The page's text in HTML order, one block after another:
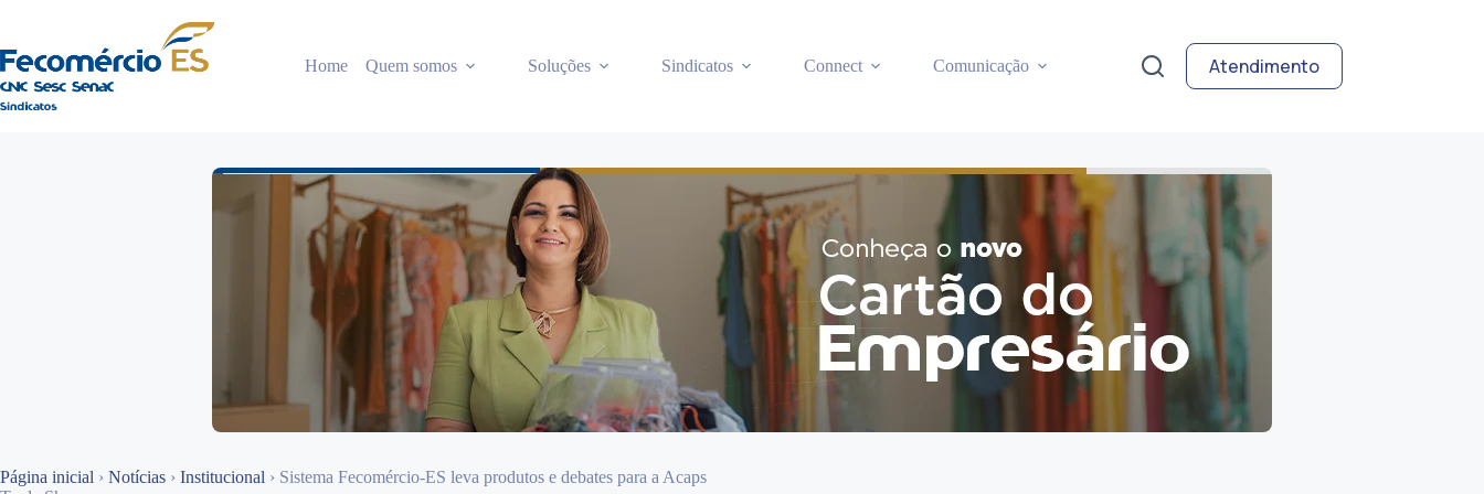
o
conteúdo
Home Quem somos Soluções Sindicatos Connect Comunicação Atendimento
Página inicial › Notícias › Institucional › Sistema Fecomércio-ES leva produtos e debates para a Acaps